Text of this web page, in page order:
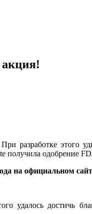
акция!
разработке этого
получила одобрение
на официальном
достичь